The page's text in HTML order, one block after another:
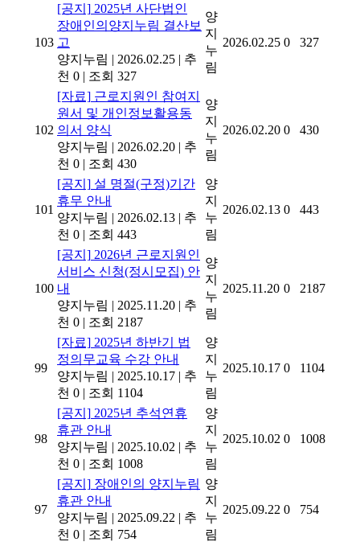
103
[공지] 2025년 사단법인
장애인의양지누림 결산보
고
양지누림 | 2026.02.25 | 추
천 0 | 조회 327
양
지
누
림
2026.02.25 0 327
102
[자료] 근로지원인 참여지
원서 및 개인정보활용동
의서 양식
양지누림 | 2026.02.20 | 추
천 0 | 조회 430
양
지
누
림
2026.02.20 0 430
101
[공지] 설 명절(구정)기간
휴무 안내
양지누림 | 2026.02.13 | 추
천 0 | 조회 443
양
지
누
림
2026.02.13 0 443
100
[공지] 2026년 근로지원인
서비스 신청(정시모집) 안
내
양지누림 | 2025.11.20 | 추
천 0 | 조회 2187
양
지
누
림
2025.11.20 0 2187
99
[자료] 2025년 하반기 법
정의무교육 수강 안내
양지누림 | 2025.10.17 | 추
천 0 | 조회 1104
양
지
누
림
2025.10.17 0 1104
98
[공지] 2025년 추석연휴
휴관 안내
양지누림 | 2025.10.02 | 추
천 0 | 조회 1008
양
지
누
림
2025.10.02 0 1008
97
[공지] 장애인의 양지누림
휴관 안내
양지누림 | 2025.09.22 | 추
천 0 | 조회 754
양
지
누
림
2025.09.22 0 754